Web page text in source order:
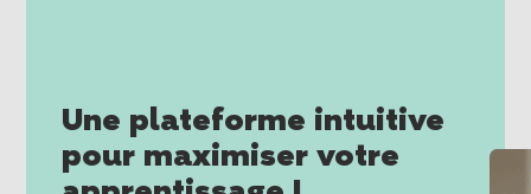
Une plateforme intuitive
pour maximiser votre